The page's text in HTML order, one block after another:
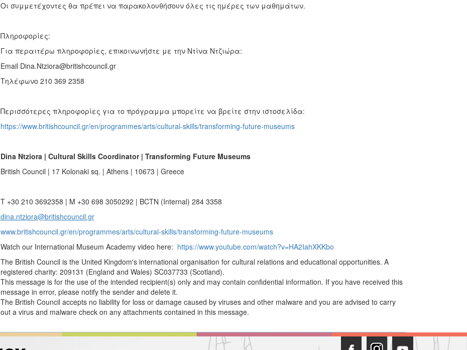
Οι συμμετέχοντες θα πρέπει να παρακολουθήσουν όλες τις ημέρες των μαθημάτων.
Πληροφορίες:
Για περαιτέρω πληροφορίες, επικοινωνήστε με την Ντίνα Ντζιώρα:
Email Dina.Ntziora@britishcouncil.gr
Τηλέφωνο 210 369 2358
Περισσότερες πληροφορίες για το πρόγραμμα μπορείτε να βρείτε στην ιστοσελίδα:
https://www.britishcouncil.gr/en/programmes/arts/cultural-skills/transforming-future-museums
Dina Ntziora | Cultural Skills Coordinator | Transforming Future Museums
British Council | 17 Kolonaki sq. | Athens | 10673 | Greece
T +30 210 3692358 | M +30 698 3050292 | BCTN (Internal) 284 3358
dina.ntziora@britishcouncil.gr
www.britishcouncil.gr/en/programmes/arts/cultural-skills/transforming-future-museums
Watch our International Museum Academy video here: https://www.youtube.com/watch?v=HA2IahXKKbo
The British Council is the United Kingdom's international organisation for cultural relations and educational opportunities. A
registered charity: 209131 (England and Wales) SC037733 (Scotland).
This message is for the use of the intended recipient(s) only and may contain confidential information. If you have received this
message in error, please notify the sender and delete it.
The British Council accepts no liability for loss or damage caused by viruses and other malware and you are advised to carry
out a virus and malware check on any attachments contained in this message.